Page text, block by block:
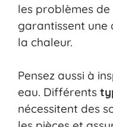
les problèmes
garantissent une
la chaleur.
Pensez aussi à
eau. Différents
nécessitent des